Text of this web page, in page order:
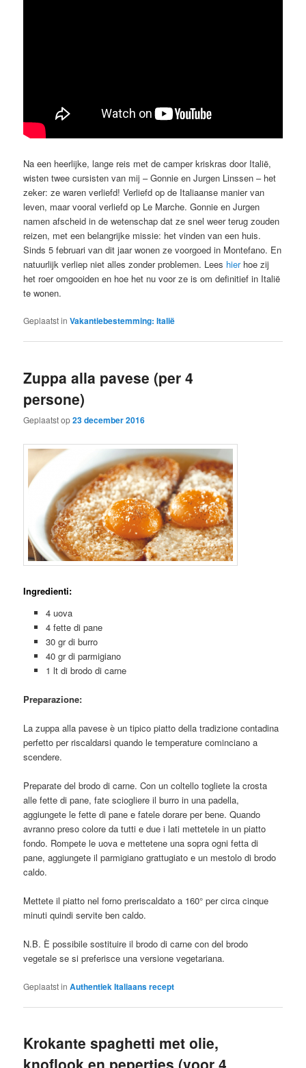
Na een heerlijke, lange reis met de camper kriskras door Italië,
wisten twee cursisten van mij – Gonnie en Jurgen Linssen – het
zeker: ze waren verliefd! Verliefd op de Italiaanse manier van
leven, maar vooral verliefd op Le Marche. Gonnie en Jurgen
namen afscheid in de wetenschap dat ze snel weer terug zouden
reizen, met een belangrijke missie: het vinden van een huis.
Sinds 5 februari van dit jaar wonen ze voorgoed in Montefano. En
natuurlijk verliep niet alles zonder problemen. Lees hierhoe zij
het roer omgooiden en hoe het nu voor ze is om definitief in Italië
te wonen.
Geplaatst in Vakantiebestemming: Italië
Zuppa alla pavese (per 4
persone)
Geplaatst op23 december 2016
Ingredienti:
4 uova
4 fette di pane
30 gr di burro
40 gr di parmigiano
1 lt di brodo di carne
Preparazione:
La zuppa alla pavese è un tipico piatto della tradizione contadina
perfetto per riscaldarsi quando le temperature cominciano a
scendere.
Preparate del brodo di carne. Con un coltello togliete la crosta
alle fette di pane, fate sciogliere il burro in una padella,
aggiungete le fette di pane e fatele dorare per bene. Quando
avranno preso colore da tutti e due i lati mettetele in un piatto
fondo. Rompete le uova e mettetene una sopra ogni fetta di
pane, aggiungete il parmigiano grattugiato e un mestolo di brodo
caldo.
Mettete il piatto nel forno preriscaldato a 160° per circa cinque
minuti quindi servite ben caldo.
N.B. È possibile sostituire il brodo di carne con del brodo
vegetale se si preferisce una versione vegetariana.
Geplaatst in Authentiek Italiaans recept
Krokante spaghetti met olie,
knoflook en pepertjes (voor 4